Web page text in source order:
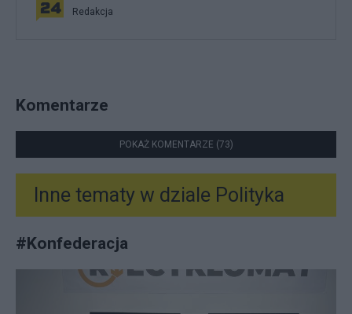
Redakcja
Komentarze
POKAŻ KOMENTARZE (73)
Inne tematy w dziale Polityka
#Konfederacja